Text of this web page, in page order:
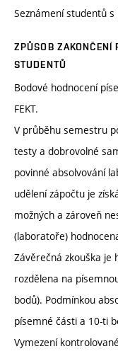
Seznámení studentů
ZPŮSOB ZAKONČENÍ
STUDENTŮ
Bodové hodnocení
FEKT.
V průběhu semestru
testy a dobrovolné
povinné absolvování
udělení zápočtu je
možných a zároveň
(laboratoře)
Závěrečná zkouška je
rozdělena na
bodů). Podmínkou
písemné části a 10-ti
Vymezení